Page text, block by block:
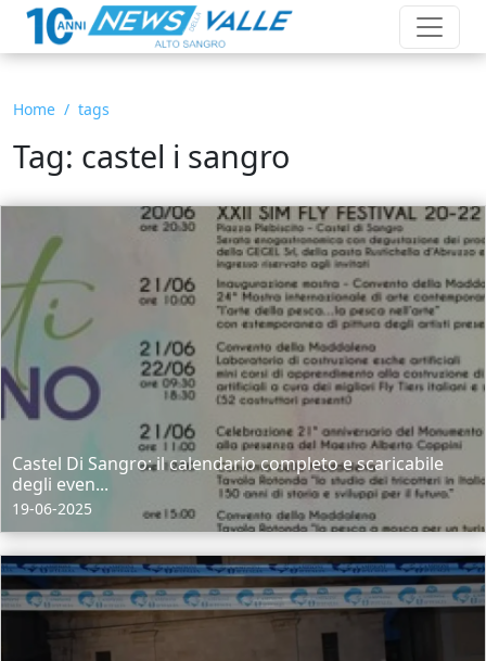
Home tags
Tag: castel i sangro
Castel Di Sangro: il calendario completo e scaricabile
degli even...
19-06-2025